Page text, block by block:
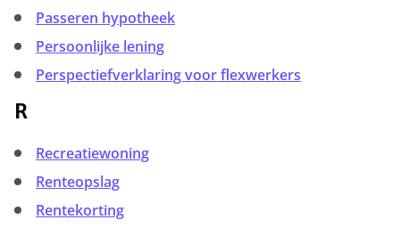
Passeren hypotheek
Persoonlijke lening
Perspectiefverklaring voor flexwerkers
R
Recreatiewoning
Renteopslag
Rentekorting